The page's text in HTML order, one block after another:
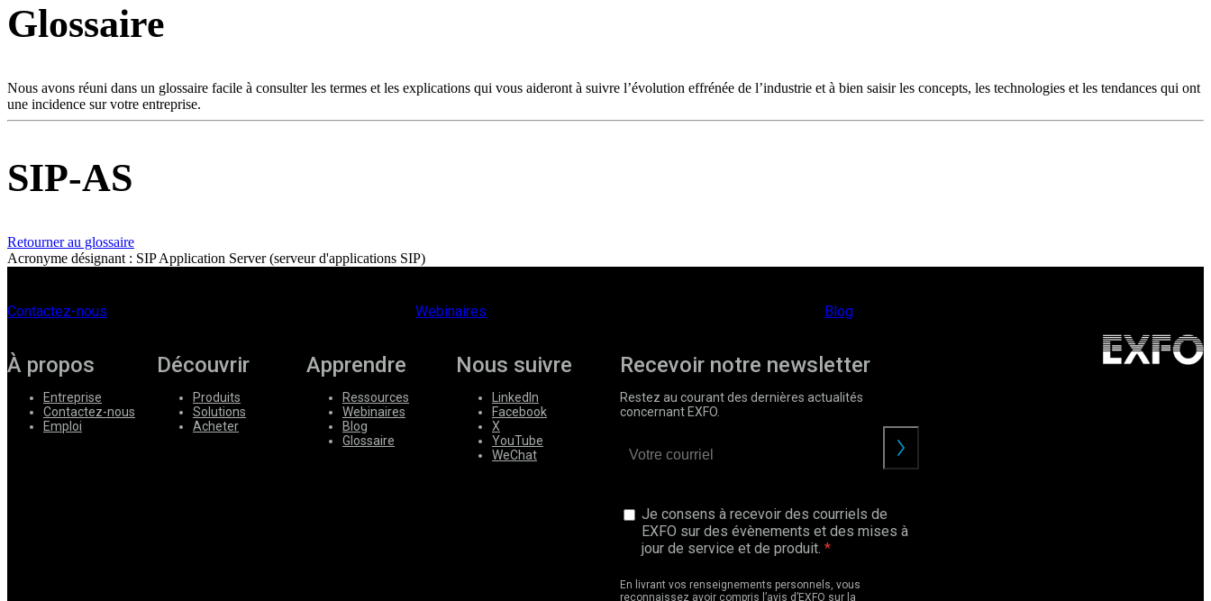
Produits
Solutions
Acheter
Ressources
S'enregistrer
Se
connecter
Entreprise
Emploi
Glossaire
Nous avons réuni dans un glossaire facile à consulter les termes et les explications qui vous aideront à suivre l’évolution effrénée de l’industrie et à bien saisir les concepts, les technologies et les tendances qui ont
une incidence sur votre entreprise.
SIP-AS
Retourner au glossaire
Acronyme désignant : SIP Application Server (serveur d'applications SIP)
Contactez-nous Webinaires Blog
À propos
Entreprise
Contactez-nous
Emploi
Découvrir
Produits
Solutions
Acheter
Apprendre
Ressources
Webinaires
Blog
Glossaire
Nous suivre
LinkedIn
Facebook
X
YouTube
WeChat
Recevoir notre newsletter
Restez au courant des dernières actualités
concernant EXFO.
Je consens à recevoir des courriels de
EXFO sur des évènements et des mises à
jour de service et de produit.
En livrant vos renseignements personnels, vous
reconnaissez avoir compris l’avis d’EXFO sur la